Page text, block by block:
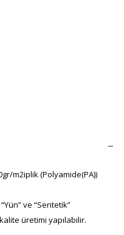
m2iplik (Polyamide(PA))
ve “Sentetik”
üretimi yapılabilir.